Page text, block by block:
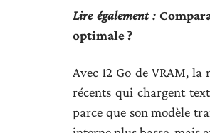
Lire également :
optimale ?
Avec 12 Go de VRAM,
récents qui chargent
parce que son modèle